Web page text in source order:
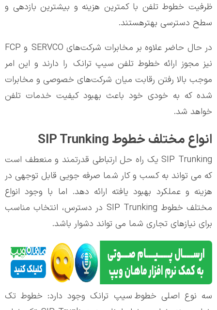
ظرفیت خطوط تلفن با کمترین هزینه و بیشترین بازدهی و
سطح دسترسی بهترهستند.
در حال حاضر علاوه بر مخابرات شرکت‌های SERVCO و FCP
نیز مجوز ارائه خطوط تلفن سیپ ترانک را دارند و این امر
موجب بالا رفتن رقابت میان شرکت‌های خصوصی و مخابرات
شده که به خودی خود باعث بهبود کیفیت خدمات تلفن
خواهد شد.
انواع مختلف خطوط SIP Trunking
SIP Trunking یک راه حل ارتباطی قدرتمند و منعطف است
که می تواند به کسب و کار شما صرفه جویی قابل توجهی در
هزینه و عملکرد بهبود یافته ارائه دهد. اما با وجود انواع
مختلف خطوط SIP Trunking در دسترس، انتخاب مناسب
برای نیازهای تجاری شما می تواند دشوار باشد.
سه نوع اصلی خطوط سیپ ترانک وجود دارد: خطوط تک